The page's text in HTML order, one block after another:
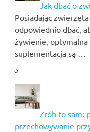
Jak dbać o
Posiadając
odpowiednio dbać,
żywienie,
suplementacja są …
Zrób to sam:
przechowywanie